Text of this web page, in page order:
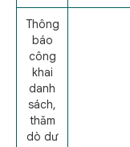
Thông
báo
công
khai
danh
sách,
thăm
dò dư